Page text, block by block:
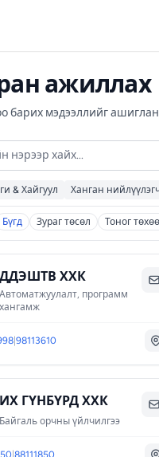
ажиллах
барих мэдээллийг
& Хайгуул Ханган
Бүгд Зураг төсөл Тоног
ДДЭШТВ ХХК
Автоматжуулалт, программ
хангамж
98113610
ИХ ГҮНБҮРД ХХК
Байгаль орчны үйлчилгээ
88111850